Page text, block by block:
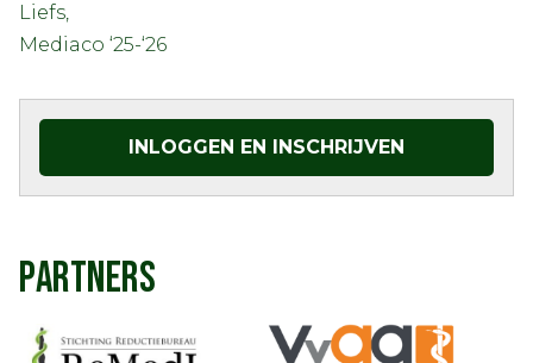
Liefs,
Mediaco ‘25-‘26
INLOGGEN EN INSCHRIJVEN
PARTNERS